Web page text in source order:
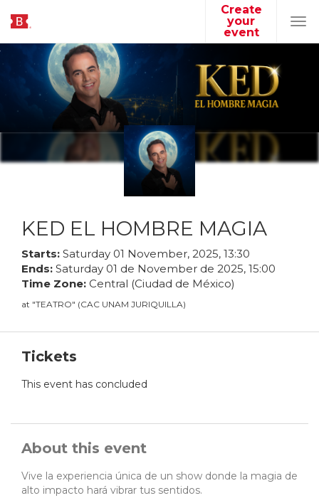
Create
your
event
KED EL HOMBRE MAGIA
Starts: Saturday 01 November, 2025, 13:30
Ends: Saturday 01 de November de 2025, 15:00
Time Zone: Central (Ciudad de México)
at "TEATRO" (CAC UNAM JURIQUILLA)
Tickets
This event has concluded
About this event
Vive la experiencia única de un show donde la magia de
alto impacto hará vibrar tus sentidos.